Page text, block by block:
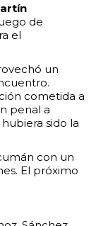
de
el
un
cometida a
penal a
sido la
con un
El próximo